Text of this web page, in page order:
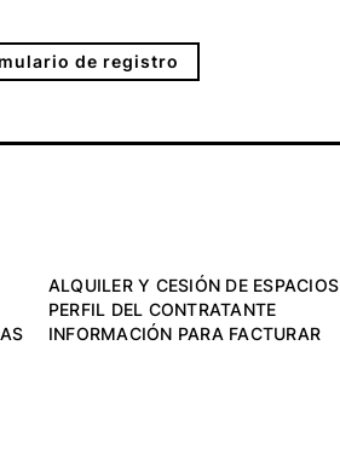
de registro
ALQUILER Y CESIÓN DE ESPACIOS
PERFIL DEL CONTRATANTE
INFORMACIÓN PARA FACTURAR